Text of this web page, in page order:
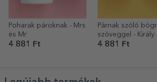
Poharak pároknak - Mrs
és Mr
4 881 Ft
Párnak szóló
szöveggel - Király
királynő
4 881 Ft